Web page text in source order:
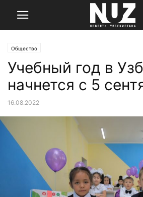
Общество
Учебный год в
начнется с 5
16.08.2022